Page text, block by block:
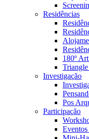
Residências
180º
Investigação
Pos
Participação